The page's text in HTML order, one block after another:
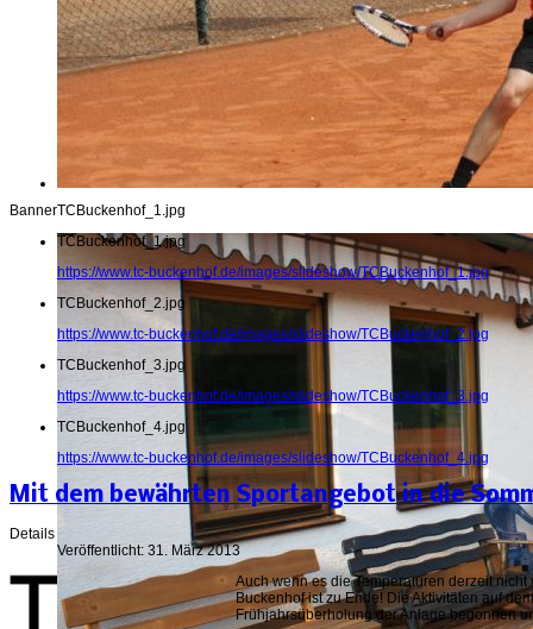
TCBuckenhof_1.jpg
Banner
TCBuckenhof_1.jpg
https://www.tc-buckenhof.de/images/slideshow/TCBuckenhof_1.jpg
TCBuckenhof_2.jpg
https://www.tc-buckenhof.de/images/slideshow/TCBuckenhof_2.jpg
TCBuckenhof_3.jpg
https://www.tc-buckenhof.de/images/slideshow/TCBuckenhof_3.jpg
TCBuckenhof_4.jpg
https://www.tc-buckenhof.de/images/slideshow/TCBuckenhof_4.jpg
Mit dem bewährten Sportangebot in die
Details
Veröffentlicht: 31. März 2013
Auch wenn es die Temperaturen derzeit
Buckenhof ist zu Ende! Die Aktivitäten auf
Frühjahrsüberholung der Anlage begonnen